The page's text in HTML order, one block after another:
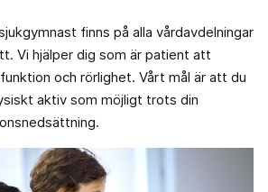
finns på alla vårdavdelningar
Vi hjälper dig som är patient att
och rörlighet. Vårt mål är att du
aktiv som möjligt trots din